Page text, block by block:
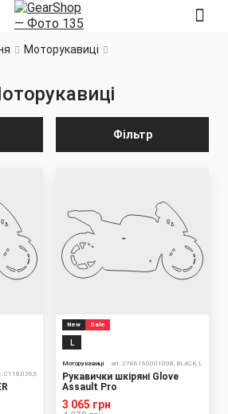
Моторукавиці
C118,026,S
New Sale
Моторукавиці art. 2786160001008, BLACK, L
Рукавички шкіряні Glove
Assault Pro
3 065 грн
Фільтр